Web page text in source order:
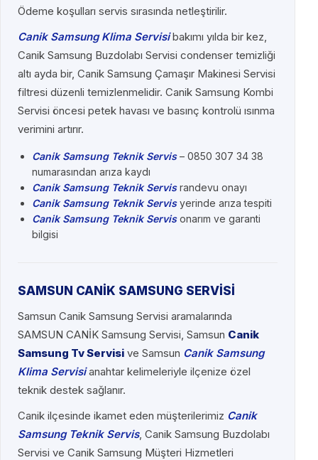
Ödeme koşulları servis sırasında netleştirilir.
Canik Samsung Klima Servisibakımı yılda bir kez,
Canik Samsung Buzdolabı Servisi condenser temizliği
altı ayda bir, Canik Samsung Çamaşır Makinesi Servisi
filtresi düzenli temizlenmelidir. Canik Samsung Kombi
Servisi öncesi petek havası ve basınç kontrolü ısınma
verimini artırır.
Canik Samsung Teknik Servis– 0850 307 34 38
numarasından arıza kaydı
Canik Samsung Teknik Servisrandevu onayı
Canik Samsung Teknik Servisyerinde arıza tespiti
Canik Samsung Teknik Servisonarım ve garanti
bilgisi
SAMSUN CANİK SAMSUNG SERVİSİ
Samsun Canik Samsung Servisi aramalarında
SAMSUN CANİK Samsung Servisi, Samsun Canik
Samsung Tv Servisi ve Samsun Canik Samsung
Klima Servisianahtar kelimeleriyle ilçenize özel
teknik destek sağlanır.
Canik ilçesinde ikamet eden müşterilerimiz Canik
Samsung Teknik Servis, Canik Samsung Buzdolabı
Servisi ve Canik Samsung Müşteri Hizmetleri